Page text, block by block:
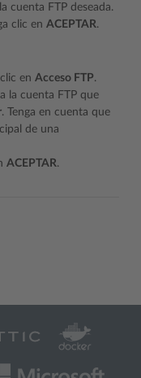
cuenta FTP deseada.
clic en ACEPTAR.
en Acceso FTP.
la cuenta FTP que
. Tenga en cuenta que
de una
ACEPTAR.